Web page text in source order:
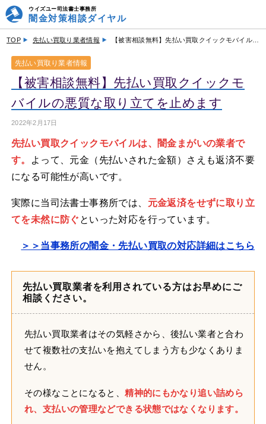
ウイズユー司法書士事務所
闇金対策相談ダイヤル
TOP 先払い買取り業者情報 【被害相談無料】先払い買取クイックモバイルの悪質な取り立てを止めます
先払い買取り業者情報
【被害相談無料】先払い買取クイックモ
バイルの悪質な取り立てを止めます
2022年2月17日
先払い買取クイックモバイルは、闇金まがいの業者で
す。
よって、元金（先払いされた金額）さえも返済不要
になる可能性が高いです。
実際に当司法書士事務所では、 元金返済をせずに取り立
てを未然に防ぐ といった対応を行っています。
＞＞当事務所の闇金・先払い買取の対応詳細はこちら
先払い買取業者を利用されている方はお早めにご
相談ください。
先払い買取業者はその気軽さから、後払い業者と合わ
せて複数社の支払いを抱えてしまう方も少なくありま
せん。
その様なことになると、精神的にもかなり追い詰めら
れ、支払いの管理などできる状態ではなくなります。